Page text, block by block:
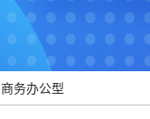
商务办公型